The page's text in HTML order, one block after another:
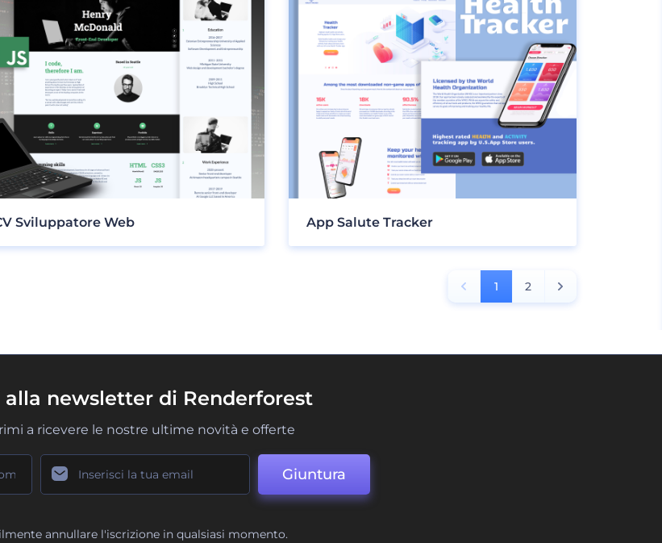
Sviluppatore Web App Salute Tracker
1 2
newsletter di Renderforest
a ricevere le nostre ultime novità e offerte
Giuntura
annullare l'iscrizione in qualsiasi momento.